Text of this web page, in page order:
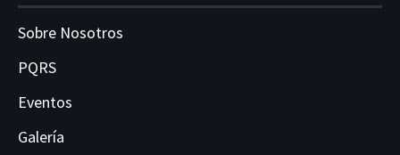
Sobre Nosotros
PQRS
Eventos
Galería